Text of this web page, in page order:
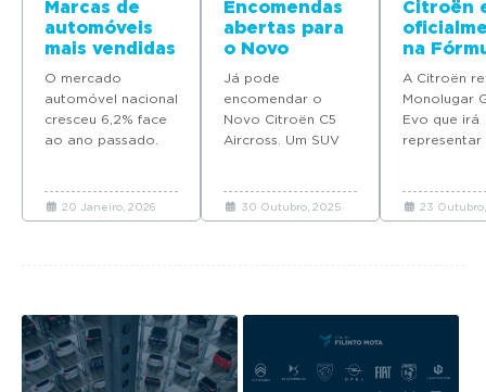
Marcas de
automóveis
mais vendidas
em Portugal
em 2025
O mercado
automóvel nacional
cresceu 6,2% face
ao ano passado.
automóveis novos
venderam em
20 Janeiro, 2026
Encomendas
abertas para
o Novo
Citroën C5
Aircross
Já pode
encomendar o
Novo Citroën C5
Aircross. Um SUV
conforto
excecional,
30 Outubro, 2025
Citroën
na
com o
GEN3
A Citroën
Monolugar
Evo que irá
representar
Mundo FIA
Fórmula E.
23